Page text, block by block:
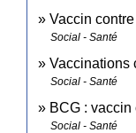
Vaccin
Social - Santé
Vaccinations
Social - Santé
BCG :
Social - Santé